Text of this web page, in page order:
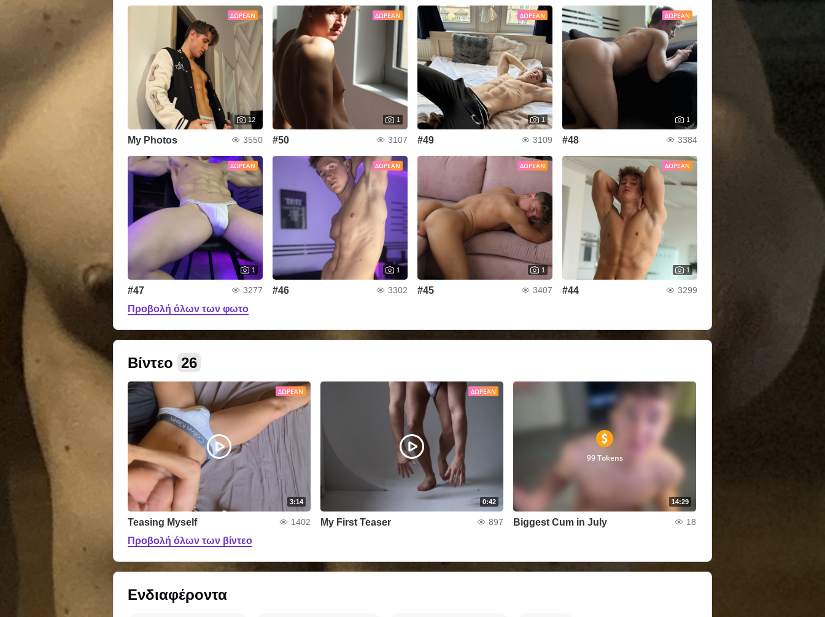
ΔΩΡΕΆΝ
12
My Photos 3550
ΔΩΡΕΆΝ
1
#50 3107
ΔΩΡΕΆΝ
1
#49 3109
ΔΩΡΕΆΝ
1
#48 3384
ΔΩΡΕΆΝ
1
#47 3277
ΔΩΡΕΆΝ
1
#46 3302
ΔΩΡΕΆΝ
1
#45 3407
ΔΩΡΕΆΝ
1
#44 3299
Προβολή όλων των φωτο
Βίντεο 26
ΔΩΡΕΆΝ
3:14
Teasing Myself 1402
ΔΩΡΕΆΝ
0:42
My First Teaser 897
14:29
99 Tokens
Biggest Cum in July 18
Προβολή όλων των βίντεο
Ενδιαφέροντα